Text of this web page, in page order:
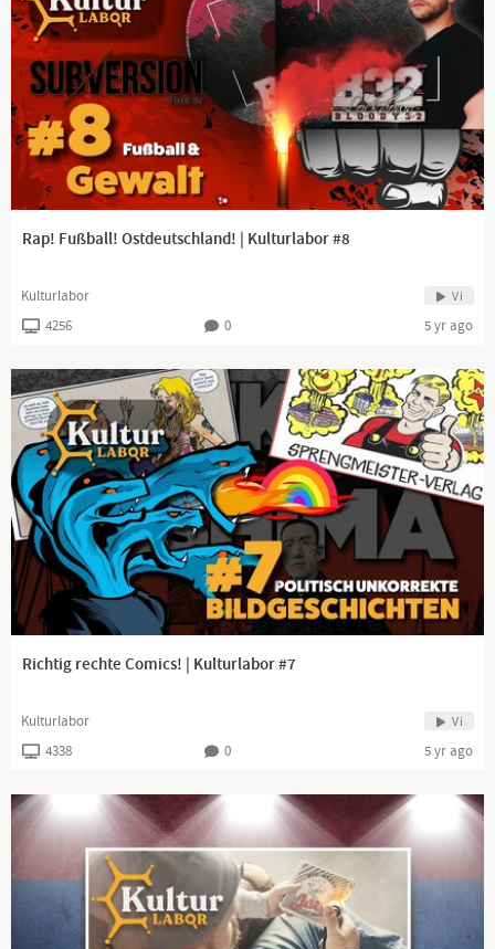
Rap! Fußball! Ostdeutschland! | Kulturlabor #8
Kulturlabor Vi
4256 0 5 yr ago
Richtig rechte Comics! | Kulturlabor #7
Kulturlabor Vi
4338 0 5 yr ago